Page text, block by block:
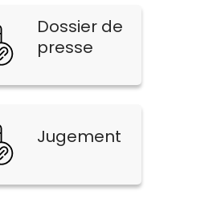
Dossier de
presse
Jugement